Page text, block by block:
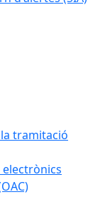
tramitació